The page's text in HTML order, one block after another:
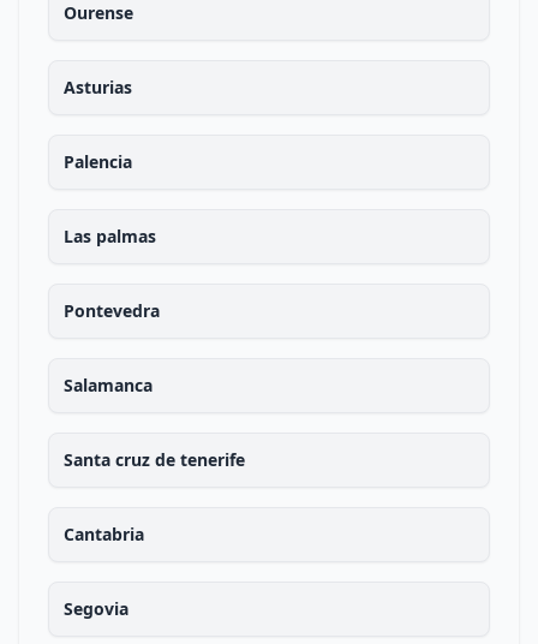
Ourense
Asturias
Palencia
Las palmas
Pontevedra
Salamanca
Santa cruz de tenerife
Cantabria
Segovia